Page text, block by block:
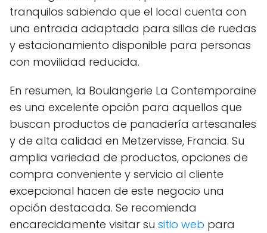
tranquilos sabiendo que el local cuenta con
una entrada adaptada para sillas de ruedas
y estacionamiento disponible para personas
con movilidad reducida.
En resumen, la Boulangerie La Contemporaine
es una excelente opción para aquellos que
buscan productos de panadería artesanales
y de alta calidad en Metzervisse, Francia. Su
amplia variedad de productos, opciones de
compra conveniente y servicio al cliente
excepcional hacen de este negocio una
opción destacada. Se recomienda
encarecidamente visitar su sitio web para